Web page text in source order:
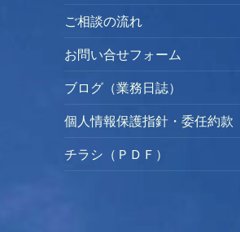
ご相談の流れ
お問い合せフォーム
ブログ（業務日誌）
個人情報保護指針・委任約款
チラシ（ＰＤＦ）